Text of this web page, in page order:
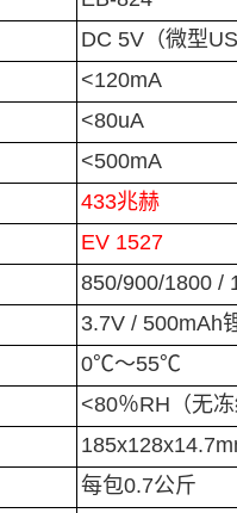
DC 5V（微型
<120mA
<80uA
<500mA
433兆赫
EV 1527
850/900/1800 /
3.7V / 500mAh
0℃〜55℃
<80％RH（无冻
每包0.7公斤